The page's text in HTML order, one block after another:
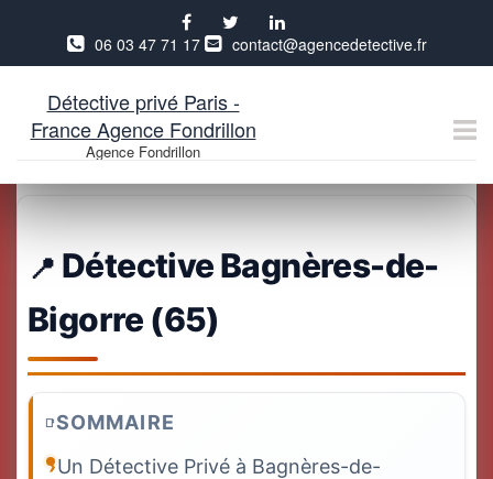
Aller
contenu
06 03 47 71 17 contact@agencedetective.fr
Détective privé Paris -
France Agence Fondrillon
Agence Fondrillon
Détective Bagnères-de-
Bigorre (65)
SOMMAIRE
Un Détective Privé à Bagnères-de-